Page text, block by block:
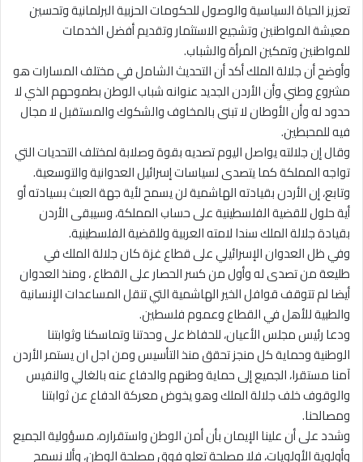
تعزيز الحياة السياسية والوصول للحكومات الحزبية البرلمانية وتحسين
معيشة المواطنين وتشجيع الاستثمار وتقديم أفضل الخدمات
للمواطنين وتمكين المرأة والشباب.
وأوضح أن جلالة الملك أكد أن التحديث الشامل في مختلف المسارات هو
مشروع وطني وأن الأردن الجديد عنوانه شباب الوطن بطموحهم الذي لا
حدود له وأن الأوطان لا تبنى بالمخاوف والشكوك والمستقبل لا مجال
فيه للمحبطين.
وقال إن جلالته يواصل اليوم تصديه بقوة وصلابة لمختلف التحديات التي
تواجه المملكة كما يتصدى لسياسات إسرائيل العدوانية والتوسعية.
وتابع، إن الأردن بقيادته الهاشمية لن يسمح لأية جهة العبث بسيادته أو
أية حلول للقضية الفلسطينية على حساب المملكة، وسيبقى الأردن
بقيادة جلالة الملك سندا لامته العربية وللقضية الفلسطينية.
وفي ظل العدوان الإسرائيلي على قطاع غزة كان جلالة الملك في
طليعة من تصدى له وأول من كسر الحصار على القطاع ، ومنذ العدوان
أيضا لم تتوقف قوافل الخير الهاشمية التي تنقل المساعدات الإنسانية
والطبية للأهل في القطاع وعموم فلسطين.
ودعا رئيس مجلس الأعيان، للحفاظ على وحدتنا وتماسكنا وثوابتنا
الوطنية وحماية كل منجز تحقق منذ التأسيس ومن اجل ان يستمر الأردن
آمنا مستقرا، الجميع إلى حماية وطنهم والدفاع عنه بالغالي والنفيس
والوقوف خلف جلالة الملك وهو يخوض معركة الدفاع عن ثوابتنا
ومصالحنا.
وشدد على أن علينا الإيمان بأن أمن الوطن واستقراره، مسؤولية الجميع
وأولوية الأولويات، فلا مصلحة تعلو فوق مصلحة الوطن، وألا نسمح